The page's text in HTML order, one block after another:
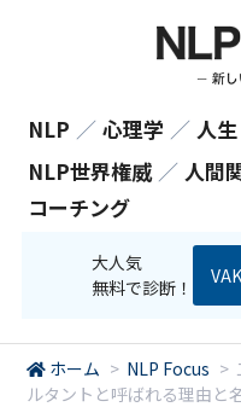
NLP ／ 心理学 ／ 人生
NLP世界権威 ／ 人間
コーチング
大人気
無料で診断！
ホーム > NLP Focus >
ルタントと呼ばれる理由と